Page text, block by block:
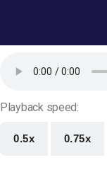
Playback speed:
0.5x 0.75x